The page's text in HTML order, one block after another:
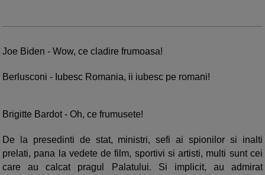
Joe Biden - Wow, ce cladire frumoasa!
Berlusconi - Iubesc Romania, ii iubesc pe romani!
Brigitte Bardot - Oh, ce frumusete!
De la presedinti de stat, ministri, sefi ai spionilor si inalti
prelati, pana la vedete de film, sportivi si artisti, multi sunt cei
care au calcat pragul Palatului. Si implicit, au admirat